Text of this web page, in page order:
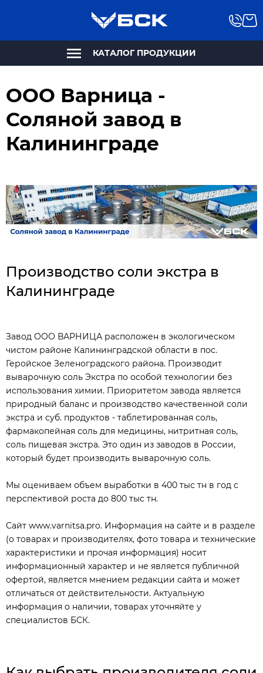
КАТАЛОГ ПРОДУКЦИИ
ООО Варница -
Соляной завод в
Калининграде
Производство соли экстра в
Калининграде
Завод ООО ВАРНИЦА расположен в экологическом
чистом районе Калининградской области в пос.
Геройское Зеленоградского района. Производит
выварочную соль Экстра по особой технологии без
использования химии. Приоритетом завода является
природный баланс и производство качественной соли
экстра и суб. продуктов - таблетированная соль,
фармакопейная соль для медицины, нитритная соль,
соль пищевая экстра. Это один из заводов в России,
который будет производить выварочную соль.
Мы оцениваем объем выработки в 400 тыс тн в год с
перспективой роста до 800 тыс тн.
Сайт www.varnitsa.pro. Информация на сайте и в разделе
(о товарах и производителях, фото товара и технические
характеристики и прочая информация) носит
информационный характер и не является публичной
офертой, является мнением редакции сайта и может
отличаться от действительности. Актуальную
информация о наличии, товарах уточняйте у
специалистов БСК.